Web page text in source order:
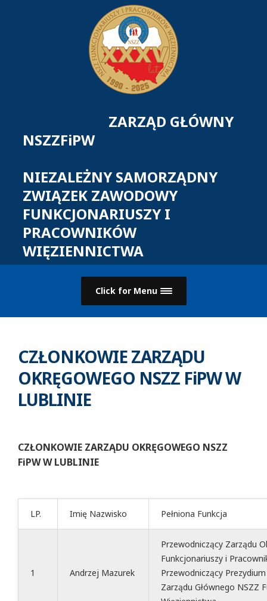
ZARZĄD GŁÓWNY
NSZZFiPW
NIEZALEŻNY SAMORZĄDNY
ZWIĄZEK ZAWODOWY
FUNKCJONARIUSZY I
PRACOWNIKÓW
WIĘZIENNICTWA
Click for Menu
CZŁONKOWIE ZARZĄDU
OKRĘGOWEGO NSZZ FiPW W
LUBLINIE
CZŁONKOWIE ZARZĄDU OKRĘGOWEGO NSZZ
FiPW W LUBLINIE
LP. Imię Nazwisko Pełniona Funkcja
1 Andrzej Mazurek
Przewodniczący Zarządu
Funkcjonariuszy i
Przewodniczący
Zarządu Głównego NSZZ